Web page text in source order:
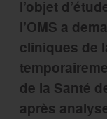
l’objet
l’OMS a
cliniques de
de la Santé
après